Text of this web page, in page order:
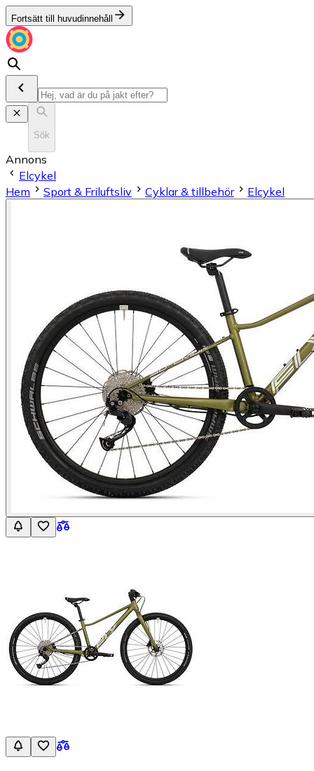
Fortsätt till huvudinnehåll
Sök
Annons
Elcykel
Hem
Sport & Friluftsliv Cyklar & tillbehör Elcykel